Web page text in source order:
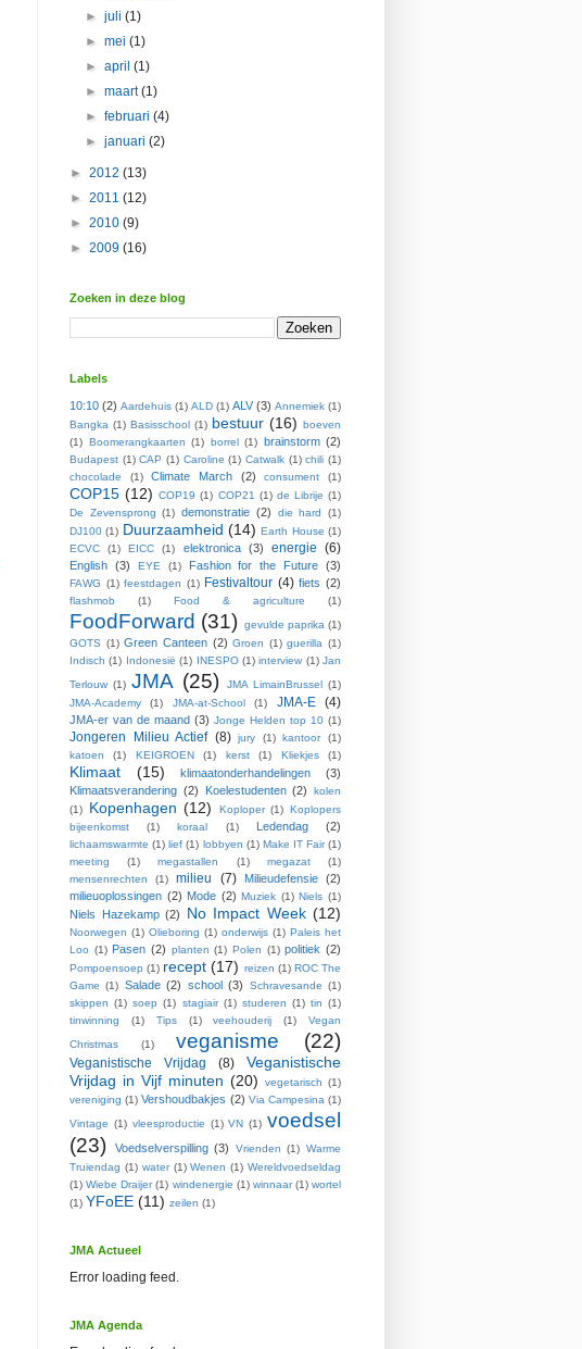
►juli(1)
►mei(1)
►april(1)
►maart(1)
►februari(4)
►januari(2)
► 2012 (13)
► 2011 (12)
► 2010 (9)
► 2009 (16)
Zoeken in deze blog
Labels
10:10 (2) Aardehuis (1) ALD (1) ALV (3) Annemiek (1)
Bangka (1) Basisschool (1) bestuur (16) boeven
(1) Boomerangkaarten (1) borrel (1) brainstorm (2)
Budapest (1) CAP (1) Caroline (1) Catwalk (1) chili (1)
chocolade
(1) Climate March (2) consument (1)
COP15 (12) COP19 (1) COP21 (1) de Librije (1)
De Zevensprong (1) demonstratie (2) die hard
(1)
DJ100 (1) Duurzaamheid (14) Earth House (1)
ECVC
(1) EICC (1) elektronica (3) energie (6)
English (3) EYE (1) Fashion for the Future (3)
FAWG (1) feestdagen (1) Festivaltour (4) fiets (2)
flashmob (1) Food & agriculture (1)
FoodForward (31) gevulde paprika (1)
GOTS (1) Green Canteen (2) Groen (1) guerilla (1)
Indisch (1) Indonesië (1) INESPO (1) interview (1) Jan
Terlouw (1) JMA (25) JMA LimainBrussel (1)
JMA-Academy
(1) JMA-at-School (1) JMA-E (4)
JMA-er van de maand (3) Jonge Helden top 10 (1)
Jongeren Milieu Actief (8) jury (1) kantoor (1)
katoen
(1) KEIGROEN (1) kerst (1) Kliekjes (1)
Klimaat (15) klimaatonderhandelingen
(3)
Klimaatsverandering (2) Koelestudenten (2)
kolen
(1)
Kopenhagen (12) Koploper (1) Koplopers
bijeenkomst
(1) koraal (1) Ledendag (2)
lichaamswarmte (1) lief (1) lobbyen (1) Make IT Fair (1)
meeting
(1) megastallen (1) megazat
(1)
mensenrechten
(1) milieu (7) Milieudefensie
(2)
milieuoplossingen (2) Mode (2) Muziek (1) Niels (1)
Niels Hazekamp (2) No Impact Week (12)
Noorwegen (1) Olieboring (1) onderwijs (1) Paleis het
Loo (1) Pasen (2) planten (1) Polen (1) politiek (2)
Pompoensoep (1) recept (17) reizen (1) ROC The
Game (1) Salade (2) school (3) Schravesande (1)
skippen (1) soep (1) stagiair (1) studeren (1) tin (1)
tinwinning
(1) Tips (1) veehouderij (1)
Vegan
Christmas
(1) veganisme (22)
Veganistische Vrijdag (8)
Veganistische
Vrijdag in Vijf minuten (20) vegetarisch (1)
vereniging (1) Vershoudbakjes (2) Via Campesina (1)
Vintage (1) vleesproductie (1) VN (1) voedsel
(23)
Voedselverspilling (3) Vrienden (1) Warme
Truiendag (1) water (1) Wenen (1) Wereldvoedseldag
(1) Wiebe Draijer (1) windenergie (1) winnaar (1) wortel
(1) YFoEE (11) zeilen (1)
JMA Actueel
Error loading feed.
JMA Agenda